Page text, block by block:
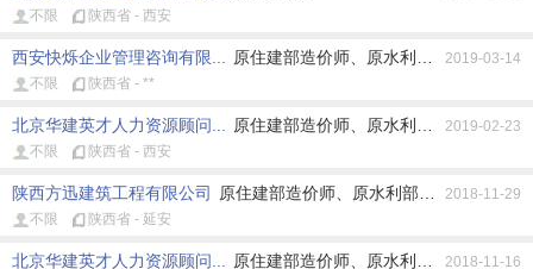
不限
陕西省 - 西安
西安快烁企业管理咨询有限... 原住建部造价师、原水利部造价师、原
2019-03-14
不限
陕西省 - **
北京华建英才人力资源顾问... 原住建部造价师、原水利部造价师、原
2019-02-23
不限
陕西省 - 西安
陕西方迅建筑工程有限公司 原住建部造价师、原水利部造价师、原交
2018-11-29
不限
陕西省 - 延安
北京华建英才人力资源顾问... 原住建部造价师、原水利部造价师、原
2018-11-16